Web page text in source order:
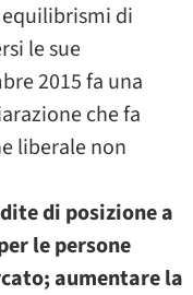
equilibrismi di
le sue
2015 fa una
che fa
liberale non
di posizione a
le persone
aumentare la